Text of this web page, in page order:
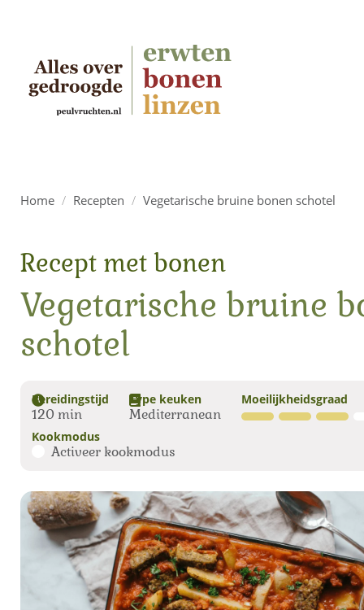
Home / Recepten / Vegetarische bruine bonen schotel
Bereidingstijd
120 min
Type keuken
Mediterranean
Moeilijkheidsgraad
Kookmodus
Activeer kookmodus
Vegetarische bruine
schotel
Recept met bonen